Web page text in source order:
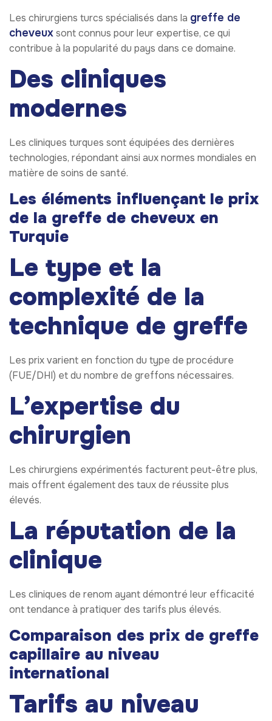
Les chirurgiens turcs spécialisés dans la greffe de
cheveuxsont connus pour leur expertise, ce qui
contribue à la popularité du pays dans ce domaine.
Des cliniques
modernes
Les cliniques turques sont équipées des dernières
technologies, répondant ainsi aux normes mondiales en
matière de soins de santé.
Les éléments influençant le prix
de la greffe de cheveux en
Turquie
Le type et la
complexité de la
technique de greffe
Les prix varient en fonction du type de procédure
(FUE/DHI) et du nombre de greffons nécessaires.
L’expertise du
chirurgien
Les chirurgiens expérimentés facturent peut-être plus,
mais offrent également des taux de réussite plus
élevés.
La réputation de la
clinique
Les cliniques de renom ayant démontré leur efficacité
ont tendance à pratiquer des tarifs plus élevés.
Comparaison des prix de greffe
capillaire au niveau
international
Tarifs au niveau